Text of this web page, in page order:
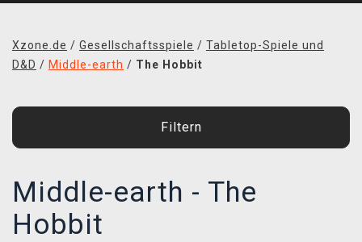
BÜCHER & COMICS
VERSAND
Xzone.de / Gesellschaftsspiele / Tabletop-Spiele und
D&D / Middle-earth / The Hobbit
Filtern
Middle-earth - The
Hobbit